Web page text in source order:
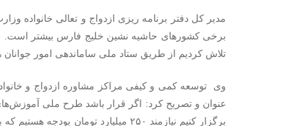
مدیر کل دفتر برنامه ریزی ازدواج و تعالی خانواده
برخی کشورهای حاشیه نشین خلیج فارس بیشتر است.
تلاش کردیم از طریق ستاد ملی ساماندهی امور جوانان